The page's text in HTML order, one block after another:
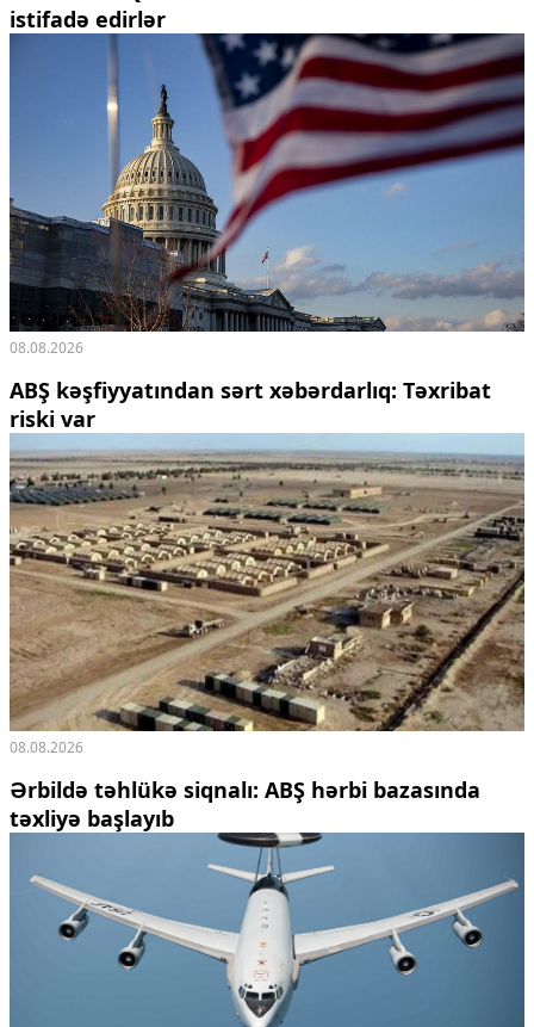
Ekologiya
Zəfər - 5
Gənclər və İdman
Media və QHT
Sağlamlıq
Mənəvi dəyərlər
Texnologiya
Mətbuat-150
Əlaqə
Missiyamız
istifadə edirlər
08.08.2026
ABŞ kəşfiyyatından sərt xəbərdarlıq: Təxribat
riski var
08.08.2026
Ərbildə təhlükə siqnalı: ABŞ hərbi bazasında
təxliyə başlayıb